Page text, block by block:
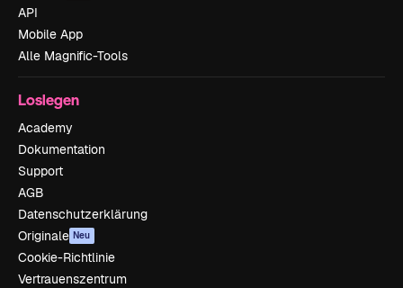
API
Mobile App
Alle Magnific-Tools
Loslegen
Academy
Dokumentation
Support
AGB
Datenschutzerklärung
Originale Neu
Cookie-Richtlinie
Vertrauenszentrum